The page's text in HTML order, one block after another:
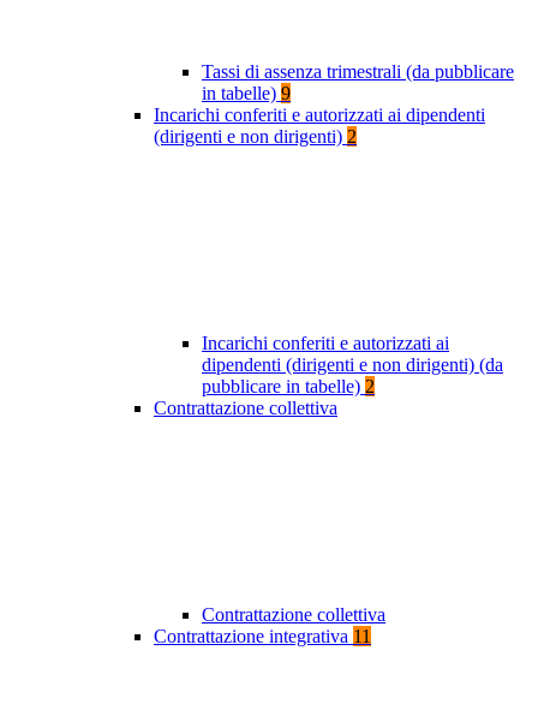
Tassi di assenza trimestrali (da pubblicare
in tabelle) 9
Incarichi conferiti e autorizzati ai dipendenti
(dirigenti e non dirigenti) 2
Incarichi conferiti e autorizzati ai
dipendenti (dirigenti e non dirigenti) (da
pubblicare in tabelle) 2
Contrattazione collettiva
Contrattazione collettiva
Contrattazione integrativa 11